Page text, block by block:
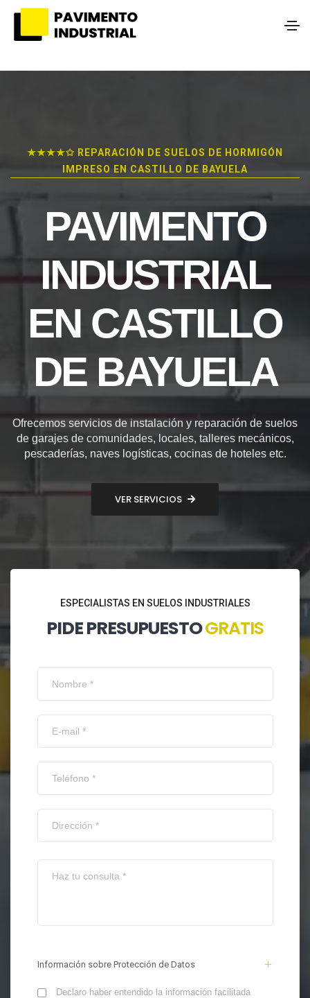
★★★★✩ REPARACIÓN DE SUELOS DE HORMIGÓN
IMPRESO EN CASTILLO DE BAYUELA
PAVIMENTO
INDUSTRIAL
EN CASTILLO
DE BAYUELA
Ofrecemos servicios de instalación y reparación de suelos
de garajes de comunidades, locales, talleres mecánicos,
pescaderías, naves logísticas, cocinas de hoteles etc.
VER SERVICIOS
ESPECIALISTAS EN SUELOS INDUSTRIALES
PIDE PRESUPUESTOGRATIS
Información sobre Protección de Datos
Declaro haber entendido la información facilitada